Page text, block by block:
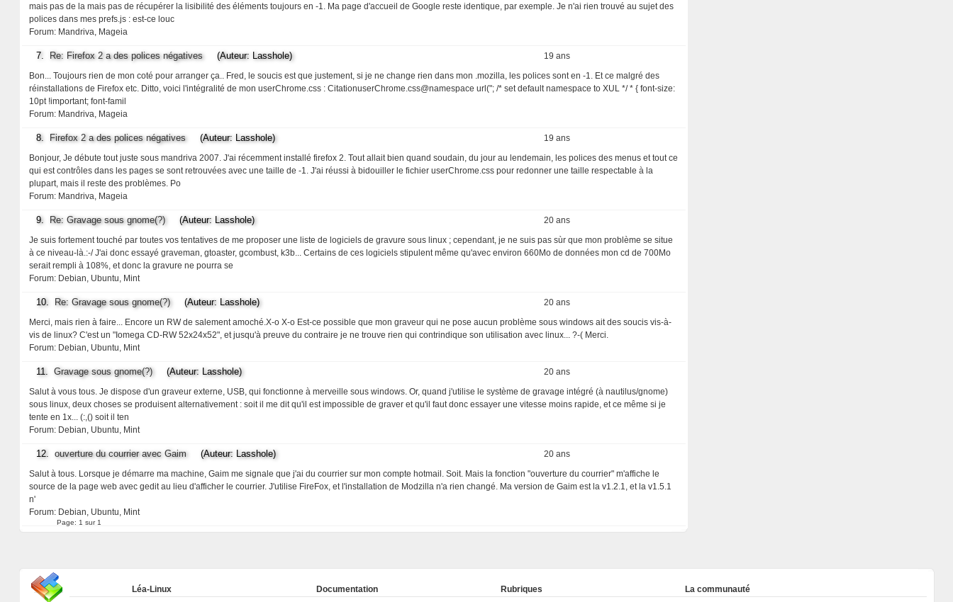
mais pas de la mais pas de récupérer la lisibilité des éléments toujours en -1. Ma page d'accueil de Google reste identique, par exemple. Je n'ai rien trouvé au sujet des
polices dans mes prefs.js : est-ce louc
Forum: Mandriva, Mageia
19 ans
7. Re: Firefox 2 a des polices négatives(Auteur: Lasshole)
Bon... Toujours rien de mon coté pour arranger ça.. Fred, le soucis est que justement, si je ne change rien dans mon .mozilla, les polices sont en -1. Et ce malgré des
réinstallations de Firefox etc. Ditto, voici l'intégralité de mon userChrome.css : CitationuserChrome.css@namespace url("; /* set default namespace to XUL */ * { font-size:
10pt !important; font-famil
Forum: Mandriva, Mageia
19 ans
8. Firefox 2 a des polices négatives(Auteur: Lasshole)
Bonjour, Je débute tout juste sous mandriva 2007. J'ai récemment installé firefox 2. Tout allait bien quand soudain, du jour au lendemain, les polices des menus et tout ce
qui est contrôles dans les pages se sont retrouvées avec une taille de -1. J'ai réussi à bidouiller le fichier userChrome.css pour redonner une taille respectable à la
plupart, mais il reste des problèmes. Po
Forum: Mandriva, Mageia
20 ans
9. Re: Gravage sous gnome(?)(Auteur: Lasshole)
Je suis fortement touché par toutes vos tentatives de me proposer une liste de logiciels de gravure sous linux ; cependant, je ne suis pas sùr que mon problème se situe
à ce niveau-là.:-/ J'ai donc essayé graveman, gtoaster, gcombust, k3b... Certains de ces logiciels stipulent même qu'avec environ 660Mo de données mon cd de 700Mo
serait rempli à 108%, et donc la gravure ne pourra se
Forum: Debian, Ubuntu, Mint
20 ans
10. Re: Gravage sous gnome(?)(Auteur: Lasshole)
Merci, mais rien à faire... Encore un RW de salement amoché.X-o X-o Est-ce possible que mon graveur qui ne pose aucun problème sous windows ait des soucis vis-à-
vis de linux? C'est un "Iomega CD-RW 52x24x52", et jusqu'à preuve du contraire je ne trouve rien qui contrindique son utilisation avec linux... ?-( Merci.
Forum: Debian, Ubuntu, Mint
20 ans
11. Gravage sous gnome(?)(Auteur: Lasshole)
Salut à vous tous. Je dispose d'un graveur externe, USB, qui fonctionne à merveille sous windows. Or, quand j'utilise le système de gravage intégré (à nautilus/gnome)
sous linux, deux choses se produisent alternativement : soit il me dit qu'il est impossible de graver et qu'il faut donc essayer une vitesse moins rapide, et ce même si je
tente en 1x... (:,() soit il ten
Forum: Debian, Ubuntu, Mint
20 ans
12. ouverture du courrier avec Gaim(Auteur: Lasshole)
Salut à tous. Lorsque je démarre ma machine, Gaim me signale que j'ai du courrier sur mon compte hotmail. Soit. Mais la fonction "ouverture du courrier" m'affiche le
source de la page web avec gedit au lieu d'afficher le courrier. J'utilise FireFox, et l'installation de Modzilla n'a rien changé. Ma version de Gaim est la v1.2.1, et la v1.5.1
n'
Forum: Debian, Ubuntu, Mint
Page: 1 sur 1
Léa-Linux Documentation Rubriques La communauté